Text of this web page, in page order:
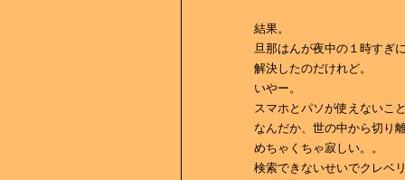
結果。
旦那はんが夜中の１時すぎ
解決したのだけれど。
いやー。
スマホとパソが使えないこ
なんだか、世の中から切り
めちゃくちゃ寂しい。。
検索できないせいでクレベ